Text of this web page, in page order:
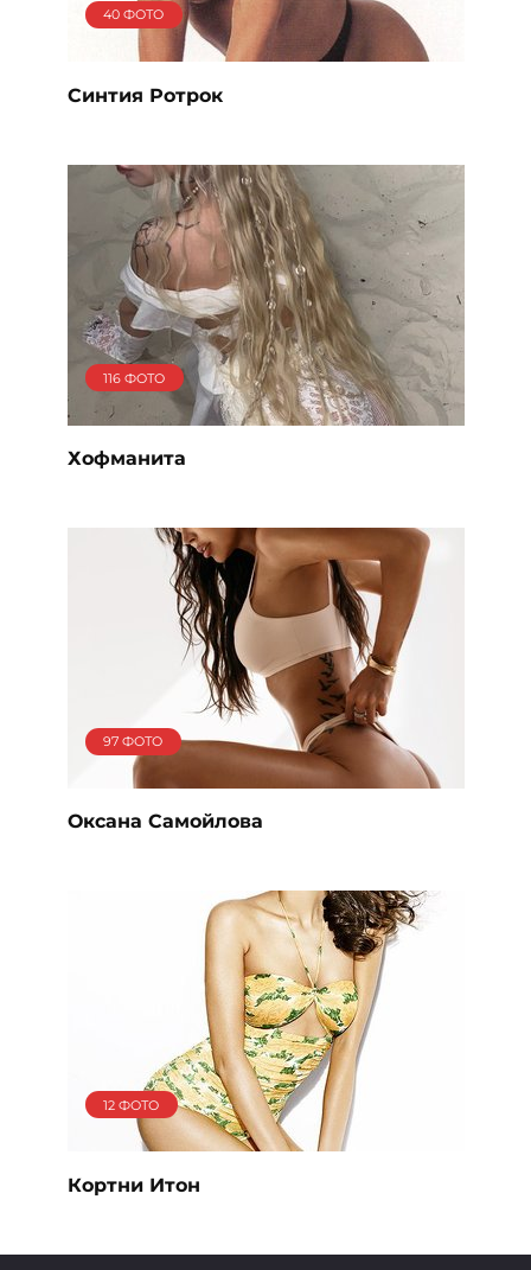
40 ФОТО
Синтия Ротрок
116 ФОТО
Хофманита
97 ФОТО
Оксана Самойлова
12 ФОТО
Кортни Итон